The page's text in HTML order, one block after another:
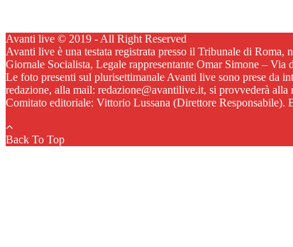
Avanti live © 2019 - All Right Reserved
Avanti live è una testata registrata presso il Tribunale di Roma,
Giornale Socialista, Legale rappresentante Omar Simone –
Le foto presenti sul plurisettimanale Avanti live sono prese da
redazione, alla mail: redazione@avantilive.it, si provvederà
Comitato editoriale: Vittorio Lussana (Direttore
Back To Top